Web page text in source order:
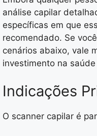
análise capilar
específicas em que
recomendado. Se
cenários abaixo, vale
investimento na
Indicações
O scanner capilar é